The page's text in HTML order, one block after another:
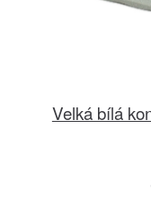
Velká bílá